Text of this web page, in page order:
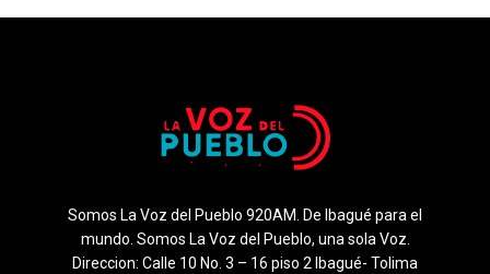
Somos La Voz del Pueblo 920AM. De Ibagué para el
mundo. Somos La Voz del Pueblo, una sola Voz.
Direccion: Calle 10 No. 3 – 16 piso 2 Ibagué- Tolima